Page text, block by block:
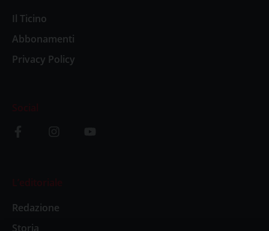
Il Ticino
Abbonamenti
Privacy Policy
Social
L’editoriale
Redazione
Storia